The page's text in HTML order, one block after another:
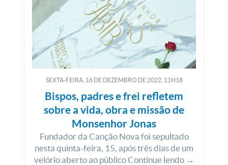
SEXTA-FEIRA, 16DEDEZEMBRO DE2022, 11H18
Bispos, padres e frei refletem
sobre a vida, obra e missão de
Monsenhor Jonas
Fundador da Canção Nova foi sepultado
nesta quinta-feira, 15, após três dias de um
velório aberto ao público Continue lendo →